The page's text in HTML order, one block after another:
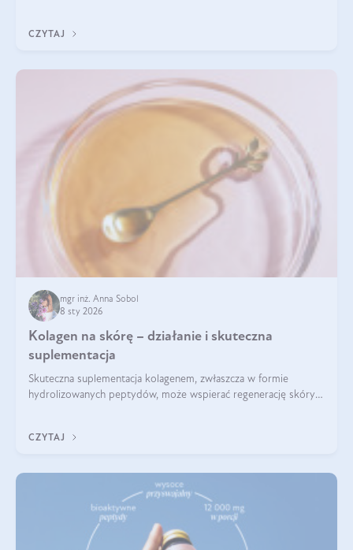
CZYTAJ
mgr inż. Anna Sobol
8 sty 2026
Kolagen na skórę – działanie i skuteczna
suplementacja
Skuteczna suplementacja kolagenem, zwłaszcza w formie
hydrolizowanych peptydów, może wspierać regenerację skóry i
CZYTAJ